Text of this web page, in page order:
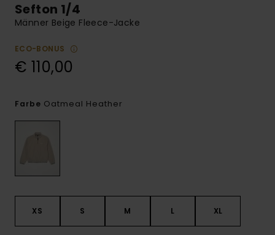
Sefton 1/4
Männer Beige Fleece-Jacke
ECO-BONUS
€ 110,00
Farbe Oatmeal Heather
XS S M L XL